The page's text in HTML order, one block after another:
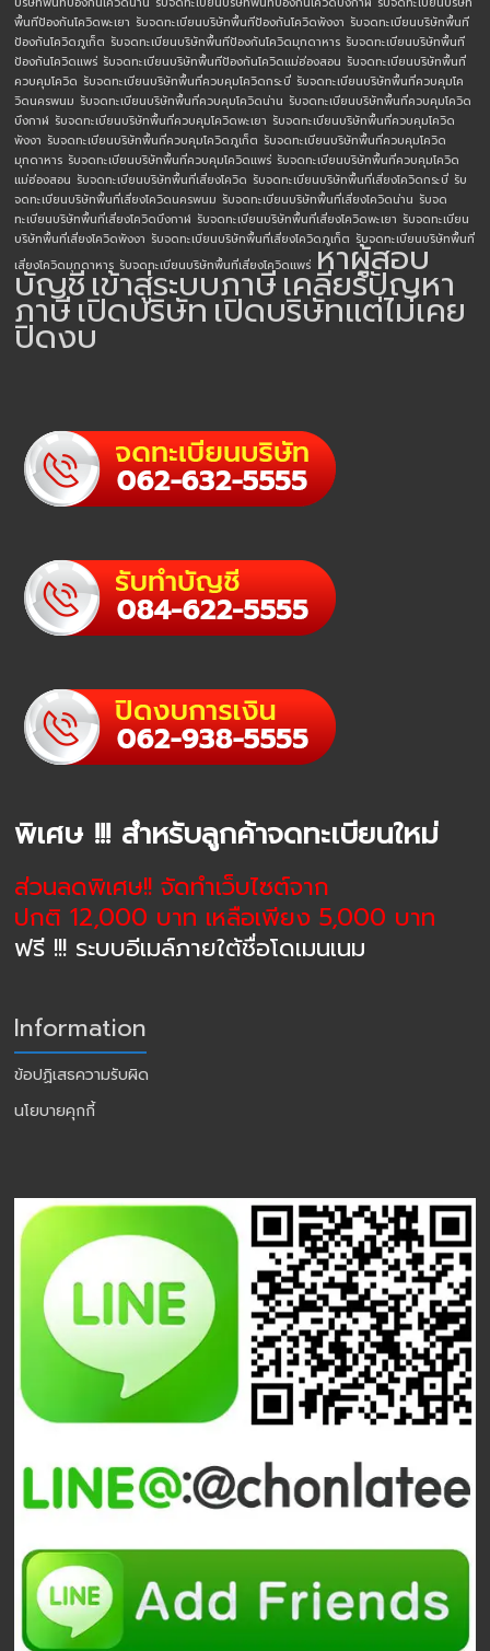
พื้นทีป้องกันโควิดพะเยา รับจดทะเบียนบริษัทพื้นทีป้องกันโควิดพังงา รับจดทะเบียนบริษัทพื้นที
ป้องกันโควิดภูเก็ต รับจดทะเบียนบริษัทพื้นทีป้องกันโควิดมุกดาหาร รับจดทะเบียนบริษัทพื้นที
ป้องกันโควิดแพร่ รับจดทะเบียนบริษัทพื้นทีป้องกันโควิดแม่ฮ่องสอน รับจดทะเบียนบริษัทพื้นที่
ควบคุมโควิด รับจดทะเบียนบริษัทพื้นที่ควบคุมโควิดกระบี่ รับจดทะเบียนบริษัทพื้นที่ควบคุมโค
วิดนครพนม รับจดทะเบียนบริษัทพื้นที่ควบคุมโควิดน่าน รับจดทะเบียนบริษัทพื้นที่ควบคุมโควิด
บึงกาฬ รับจดทะเบียนบริษัทพื้นที่ควบคุมโควิดพะเยา รับจดทะเบียนบริษัทพื้นที่ควบคุมโควิด
พังงา รับจดทะเบียนบริษัทพื้นที่ควบคุมโควิดภูเก็ต รับจดทะเบียนบริษัทพื้นที่ควบคุมโควิด
มุกดาหาร รับจดทะเบียนบริษัทพื้นที่ควบคุมโควิดแพร่ รับจดทะเบียนบริษัทพื้นที่ควบคุมโควิด
แม่ฮ่องสอน รับจดทะเบียนบริษัทพื้นที่เสี่ยงโควิด รับจดทะเบียนบริษัทพื้นที่เสี่ยงโควิดกระบี่ รับ
จดทะเบียนบริษัทพื้นที่เสี่ยงโควิดนครพนม รับจดทะเบียนบริษัทพื้นที่เสี่ยงโควิดน่าน รับจด
ทะเบียนบริษัทพื้นที่เสี่ยงโควิดบึงกาฬ รับจดทะเบียนบริษัทพื้นที่เสี่ยงโควิดพะเยา รับจดทะเบียน
บริษัทพื้นที่เสี่ยงโควิดพังงา รับจดทะเบียนบริษัทพื้นที่เสี่ยงโควิดภูเก็ต รับจดทะเบียนบริษัทพื้นที่
เสี่ยงโควิดมุกดาหาร รับจดทะเบียนบริษัทพื้นที่เสี่ยงโควิดแพร่ หาผู้สอบ
บัญชีเข้าสู่ระบบภาษีเคลียร์ปัญหา
ภาษีเปิดบริษัทเปิดบริษัทแต่ไม่เคย
ปิดงบ
พิเศษ !!! สำหรับลูกค้าจดทะเบียนใหม่
ส่วนลดพิเศษ!! จัดทำเว็บไซต์จาก
ปกติ 12,000 บาท เหลือเพียง 5,000 บาท
ฟรี !!! ระบบอีเมล์ภายใต้ชื่อโดเมนเนม
Information
ข้อปฏิเสธความรับผิด
นโยบายคุกกี้